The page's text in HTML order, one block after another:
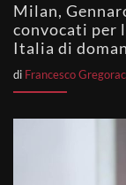
Milan,
convocati per
Italia di
di Francesco